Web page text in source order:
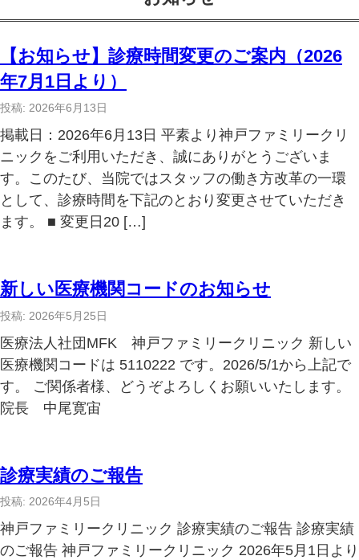
【お知らせ】診療時間変更のご案内（2026
年7月1日より）
投稿: 2026年6月13日
掲載日：2026年6月13日 平素より神戸ファミリークリ
ニックをご利用いただき、誠にありがとうございま
す。このたび、当院ではスタッフの働き方改革の一環
として、診療時間を下記のとおり変更させていただき
ます。 ■ 変更日20 […]
新しい医療機関コードのお知らせ
投稿: 2026年5月25日
医療法人社団MFK 神戸ファミリークリニック 新しい
医療機関コードは 5110222 です。2026/5/1から上記で
す。 ご関係者様、どうぞよろしくお願いいたします。
院長 中尾寛宙
診療実績のご報告
投稿: 2026年4月5日
神戸ファミリークリニック 診療実績のご報告 診療実績
のご報告 神戸ファミリークリニック 2026年5月1日より